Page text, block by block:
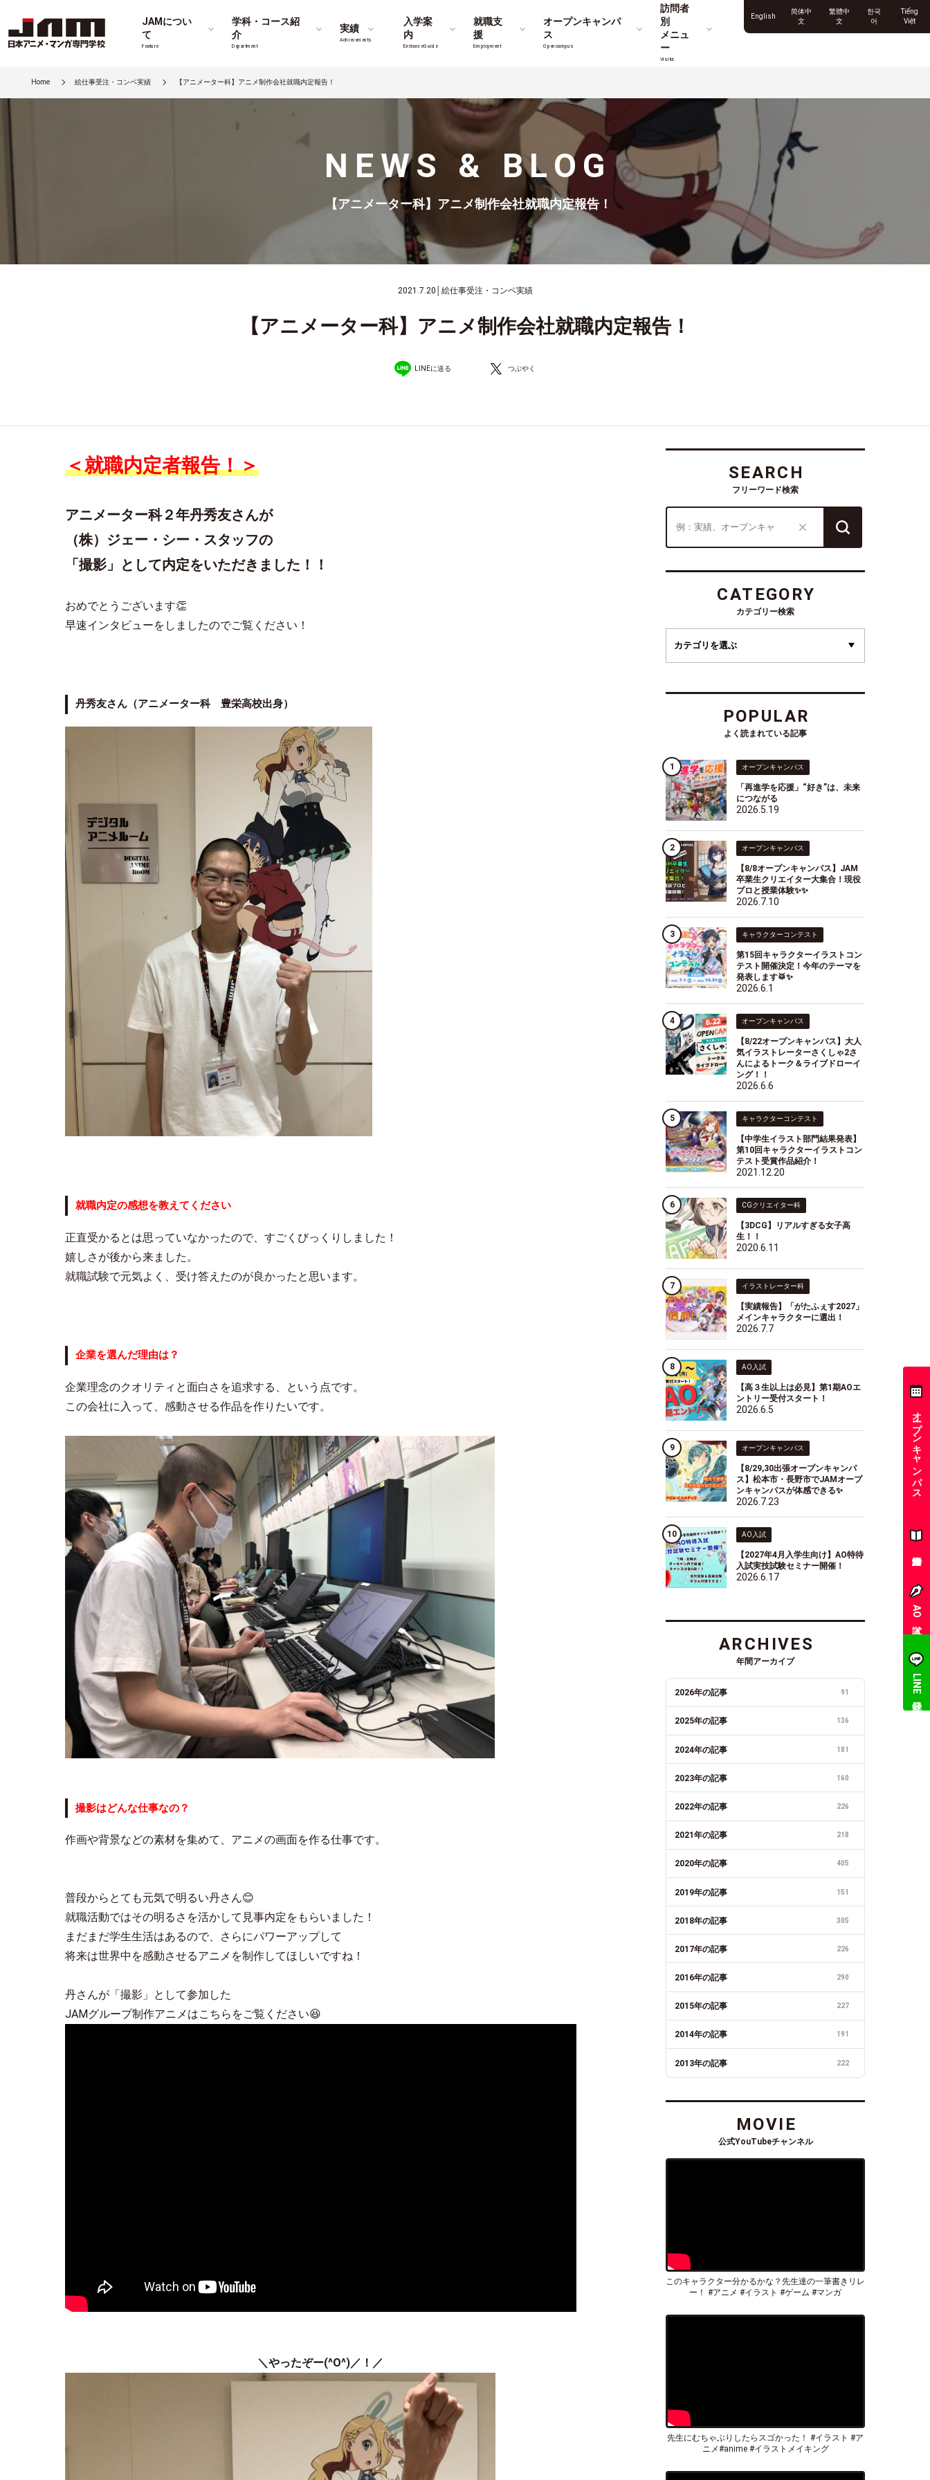
JAMについ
て
Feature
学科・コース紹
介
Department
実績
Achievements
入学案
内
Entrance Guide
就職支
援
Employment
オープンキャンパ
ス
Opencampus
訪問者
別
メニュ
ー
Visitor
English
简体中
文
繁體中
文
한국
어
Tiếng
Việt
Home 絵仕事受注・コンペ実績 【アニメーター科】アニメ制作会社就職内定報告！
NEWS & BLOG
【アニメーター科】アニメ制作会社就職内定報告！
2021.7.20 絵仕事受注・コンペ実績
【アニメーター科】アニメ制作会社就職内定報告！
LINEに送る つぶやく
＜就職内定者報告！＞
アニメーター科２年丹秀友さんが
（株）ジェー・シー・スタッフの
「撮影」として内定をいただきました！！
おめでとうございます👏
早速インタビューをしましたのでご覧ください！
丹秀友さん（アニメーター科 豊栄高校出身）
就職内定の感想を教えてください
正直受かるとは思っていなかったので、すごくびっくりしました！
嬉しさが後から来ました。
就職試験で元気よく、受け答えたのが良かったと思います。
企業を選んだ理由は？
企業理念のクオリティと面白さを追求する、という点です。
この会社に入って、感動させる作品を作りたいです。
撮影はどんな仕事なの？
作画や背景などの素材を集めて、アニメの画面を作る仕事です。
普段からとても元気で明るい丹さん😊
就職活動ではその明るさを活かして見事内定をもらいました！
まだまだ学生生活はあるので、さらにパワーアップして
将来は世界中を感動させるアニメを制作してほしいですね！
丹さんが「撮影」として参加した
JAMグループ制作アニメはこちらをご覧ください😆
＼やったぞー(^O^)／！／
SEARCH
フリーワード検索
CATEGORY
カテゴリー検索
POPULAR
よく読まれている記事
オープンキャンパス
「再進学を応援」“好き”は、未来
につながる
2026.5.19
オープンキャンパス
【8/8オープンキャンパス】JAM
卒業生クリエイター大集合！現役
プロと授業体験✨✨
2026.7.10
キャラクターコンテスト
第15回キャラクターイラストコン
テスト開催決定！今年のテーマを
発表します🥁✨
2026.6.1
オープンキャンパス
【8/22オープンキャンパス】大人
気イラストレーターさくしゃ2さ
んによるトーク＆ライブドローイ
ング！！
2026.6.6
キャラクターコンテスト
【中学生イラスト部門結果発表】
第10回キャラクターイラストコン
テスト受賞作品紹介！
2021.12.20
CGクリエイター科
【3DCG】リアルすぎる女子高
生！！
2020.6.11
イラストレーター科
【実績報告】「がたふぇす2027」
メインキャラクターに選出！
2026.7.7
AO入試
【高３生以上は必見】第1期AOエ
ントリー受付スタート！
2026.6.5
オープンキャンパス
【8/29,30出張オープンキャンパ
ス】松本市・長野市でJAMオープ
ンキャンパスが体感できる✨
2026.7.23
AO入試
【2027年4月入学生向け】AO特待
入試実技試験セミナー開催！
2026.6.17
ARCHIVES
年間アーカイブ
2026年の記事 91
2025年の記事 136
2024年の記事 181
2023年の記事 160
2022年の記事 226
2021年の記事 218
2020年の記事 405
2019年の記事 151
2018年の記事 305
2017年の記事 226
2016年の記事 290
2015年の記事 227
2014年の記事 191
2013年の記事 222
MOVIE
公式YouTubeチャンネル
このキャラクター分かるかな？先生達の一筆書きリレ
ー！ #アニメ #イラスト #ゲーム #マンガ
先生にむちゃぶりしたらスゴかった！ #イラスト #ア
ニメ#anime #イラストメイキング
オープンキャンパス
AO入試
LINE登録